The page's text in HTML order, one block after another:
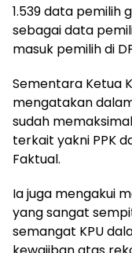
1.539 data pemilih
sebagai data
masuk pemilih di
Sementara Ketua
mengatakan
sudah
terkait yakni PPK
Faktual.
Ia juga mengakui
yang sangat
semangat KPU